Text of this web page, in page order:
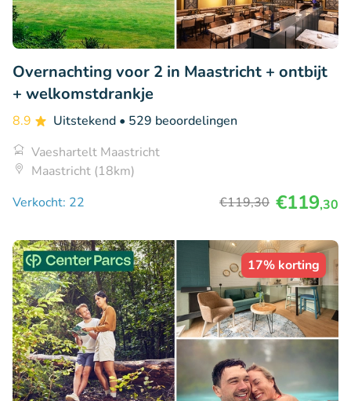
Overnachting voor 2 in Maastricht + ontbijt
+ welkomstdrankje
8.9 Uitstekend • 529 beoordelingen
Vaeshartelt Maastricht
Maastricht (18km)
Verkocht: 22
€119,30 €119,30
17% korting